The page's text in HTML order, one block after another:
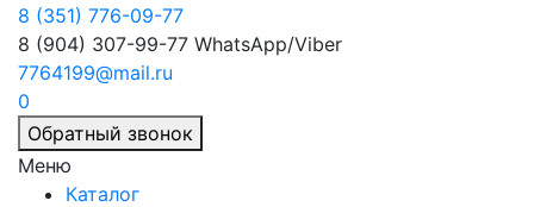
8 (351) 776-09-77
8 (904) 307-99-77 WhatsApp/Viber
7764199@mail.ru
0
Обратный звонок
Меню
Каталог